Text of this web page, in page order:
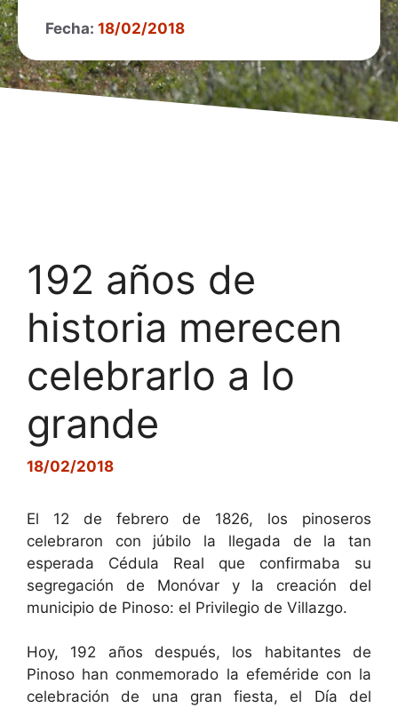
Fecha: 18/02/2018
192 años de
historia merecen
celebrarlo a lo
grande
18/02/2018
El 12 de febrero de 1826, los pinoseros
celebraron con júbilo la llegada de la tan
esperada Cédula Real que confirmaba su
segregación de Monóvar y la creación del
municipio de Pinoso: el Privilegio de Villazgo.
Hoy, 192 años después, los habitantes de
Pinoso han conmemorado la efeméride con la
celebración de una gran fiesta, el Día del